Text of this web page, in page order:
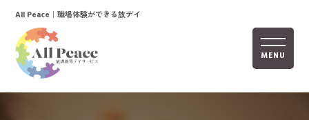
MENU
ホーム
All Peace ｜職場体験ができる放デイ